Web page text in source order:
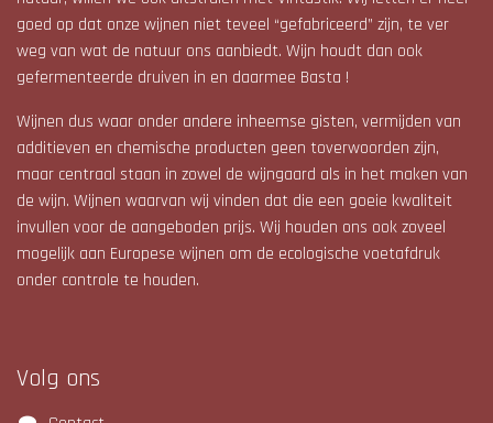
goed op dat onze wijnen niet teveel “gefabriceerd” zijn, te ver
weg van wat de natuur ons aanbiedt. Wijn houdt dan ook
gefermenteerde druiven in en daarmee Basta !
Wijnen dus waar onder andere inheemse gisten, vermijden van
additieven en chemische producten geen toverwoorden zijn,
maar centraal staan in zowel de wijngaard als in het maken van
de wijn. Wijnen waarvan wij vinden dat die een goeie kwaliteit
invullen voor de aangeboden prijs. Wij houden ons ook zoveel
mogelijk aan Europese wijnen om de ecologische voetafdruk
onder controle te houden.
Volg ons